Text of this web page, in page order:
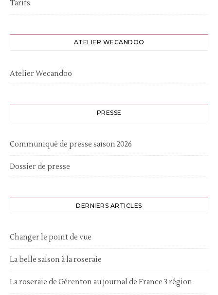
Tarifs
ATELIER WECANDOO
Atelier Wecandoo
PRESSE
Communiqué de presse saison 2026
Dossier de presse
DERNIERS ARTICLES
Changer le point de vue
La belle saison à la roseraie
La roseraie de Gérenton au journal de France 3 région